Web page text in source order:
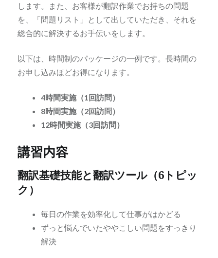
します。また、お客様が翻訳作業でお持ちの問題
を、「問題リスト」として出していただき、それを
総合的に解決するお手伝いをします。
以下は、時間制のパッケージの一例です。長時間の
お申し込みほどお得になります。
4時間実施（1回訪問）
8時間実施（2回訪問）
12時間実施（3回訪問）
講習内容
翻訳基礎技能と翻訳ツール（6トピッ
ク）
毎日の作業を効率化して仕事がはかどる
ずっと悩んでいたややこしい問題をすっきり
解決